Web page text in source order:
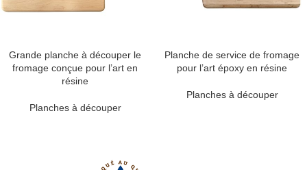
Grande planche à découper le
fromage conçue pour l’art en
résine
Planches à découper
Planche de service de fromage
pour l’art époxy en résine
Planches à découper